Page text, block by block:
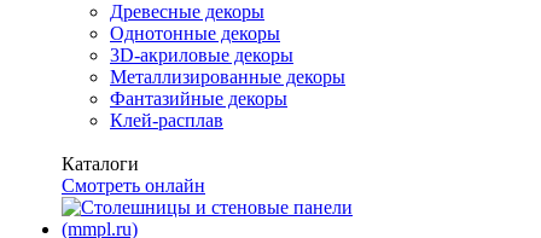
Древесные декоры
Однотонные декоры
3D-акриловые декоры
Металлизированные декоры
Фантазийные декоры
Клей-расплав
Каталоги
Смотреть онлайн